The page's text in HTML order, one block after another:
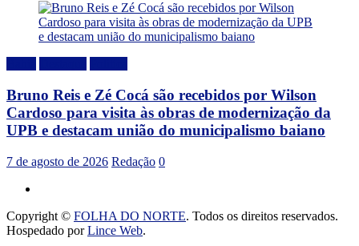
Bruno Reis e Zé Cocá são recebidos por Wilson
Cardoso para visita às obras de modernização da
UPB e destacam união do municipalismo baiano
7 de agosto de 2026 Redação 0
Copyright © FOLHA DO NORTE. Todos os direitos reservados.
Hospedado porLince Web.